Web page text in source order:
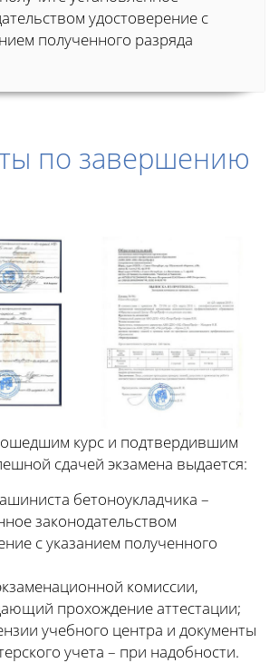
удостоверение с
полученного разряда
по завершению
курс и подтвердившим
сдачей экзамена выдается:
бетоноукладчика –
законодательством
с указанием полученного
комиссии,
прохождение аттестации;
учебного центра и документы
учета – при надобности.